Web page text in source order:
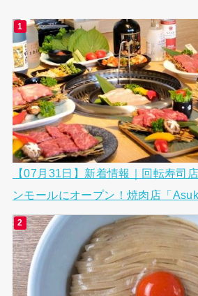
【07月31日】新着情報｜回転寿司
ンモールにオープン！焼肉店「